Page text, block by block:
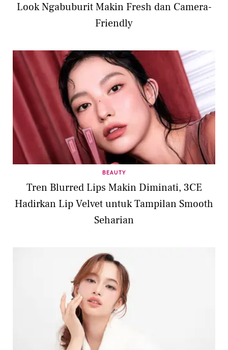
Look Ngabuburit Makin Fresh dan Camera-
Friendly
BEAUTY
Tren Blurred Lips Makin Diminati, 3CE
Hadirkan Lip Velvet untuk Tampilan Smooth
Seharian